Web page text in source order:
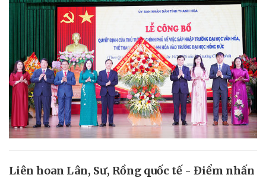
Liên hoan Lân, Sư, Rồng quốc tế - Điểm nhấn